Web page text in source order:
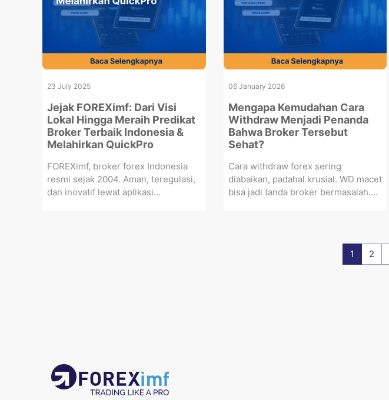
23 July 2025
Jejak FOREXimf: Dari Visi
Lokal Hingga Meraih Predikat
Broker Terbaik Indonesia &
Melahirkan QuickPro
FOREXimf, broker forex Indonesia
resmi sejak 2004. Aman, teregulasi,
dan inovatif lewat aplikasi...
06 January 2026
Mengapa Kemudahan Cara
Withdraw Menjadi Penanda
Bahwa Broker Tersebut
Sehat?
Cara withdraw forex sering
diabaikan, padahal krusial. WD macet
bisa jadi tanda broker bermasalah....
1 2